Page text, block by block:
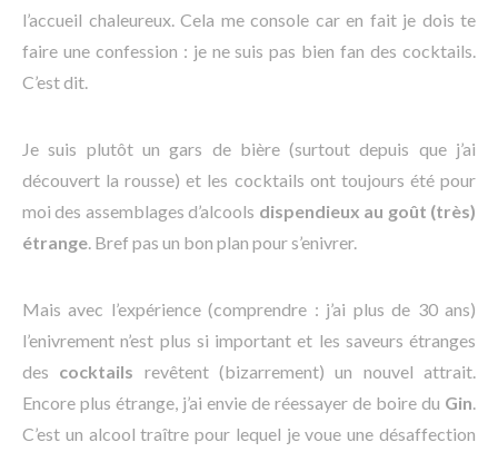
l’accueil chaleureux. Cela me console car en fait je dois te
faire une confession : je ne suis pas bien fan des cocktails.
C’est dit.
Je suis plutôt un gars de bière (surtout depuis que j’ai
découvert la rousse) et les cocktails ont toujours été pour
moi des assemblages d’alcools dispendieux au goût (très)
étrange. Bref pas un bon plan pour s’enivrer.
Mais avec l’expérience (comprendre : j’ai plus de 30 ans)
l’enivrement n’est plus si important et les saveurs étranges
des cocktails revêtent (bizarrement) un nouvel attrait.
Encore plus étrange, j’ai envie de réessayer de boire du Gin.
C’est un alcool traître pour lequel je voue une désaffection